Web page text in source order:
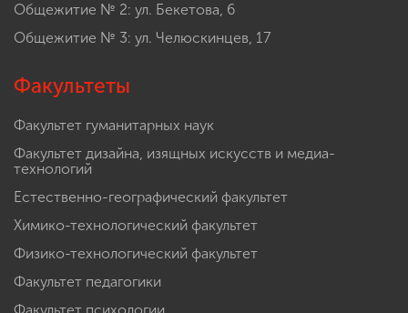
Общежитие № 2: ул. Бекетова, 6
Общежитие № 3: ул. Челюскинцев, 17
Факультеты
Факультет гуманитарных наук
Факультет дизайна, изящных искусств и медиа-
технологий
Естественно-географический факультет
Химико-технологический факультет
Физико-технологический факультет
Факультет педагогики